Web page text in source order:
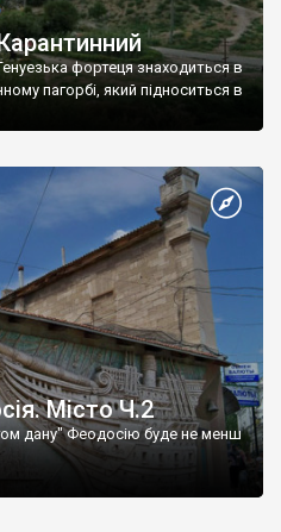
фортеця знаходиться в
пагорбі, який підноситься в
Місто Ч.2
дану" Феодосію буде не менш